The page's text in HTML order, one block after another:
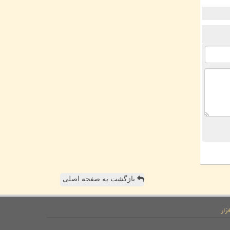
بازگشت به صفحه اصلی